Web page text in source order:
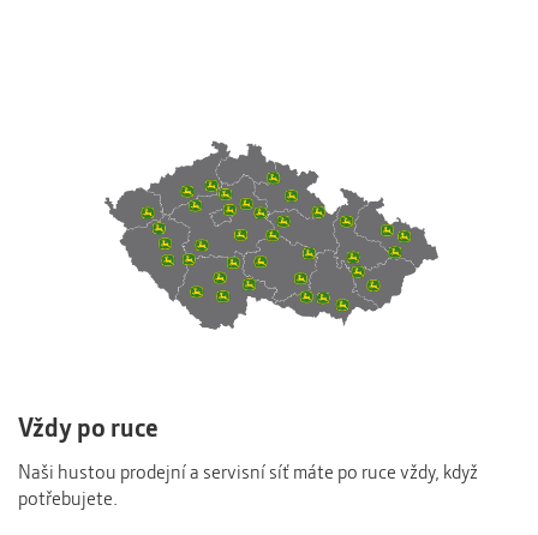
Vždy po ruce
Naši hustou prodejní a servisní síť máte po ruce vždy, když
potřebujete.